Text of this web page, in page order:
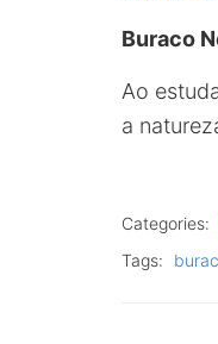
Buraco
Ao
a
Categories:
Tags: